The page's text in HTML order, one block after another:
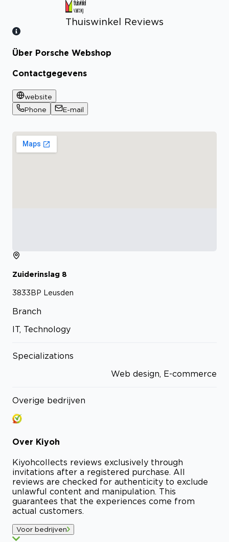
Thuiswinkel Reviews
Bekijk certificaat
Über Porsche Webshop
Contactgegevens
website
Phone
E-mail
Zuiderinslag 8
3833BP Leusden
Branch
IT, Technology
Specializations
Web design, E-commerce
Overige bedrijven
Over Kiyoh
Kiyohcollects reviews exclusively through
invitations after a registered purchase. All
reviews are checked for authenticity to exclude
unlawful content and manipulation. This
guarantees that the experiences come from
actual customers.
Voor bedrijven